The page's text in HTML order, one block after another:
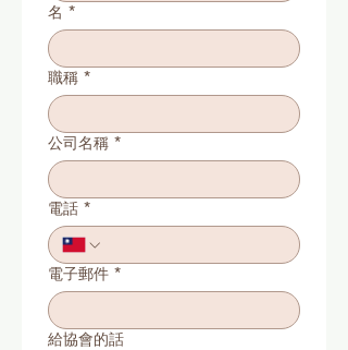
名 *
職稱 *
公司名稱 *
電話 *
電子郵件 *
給協會的話